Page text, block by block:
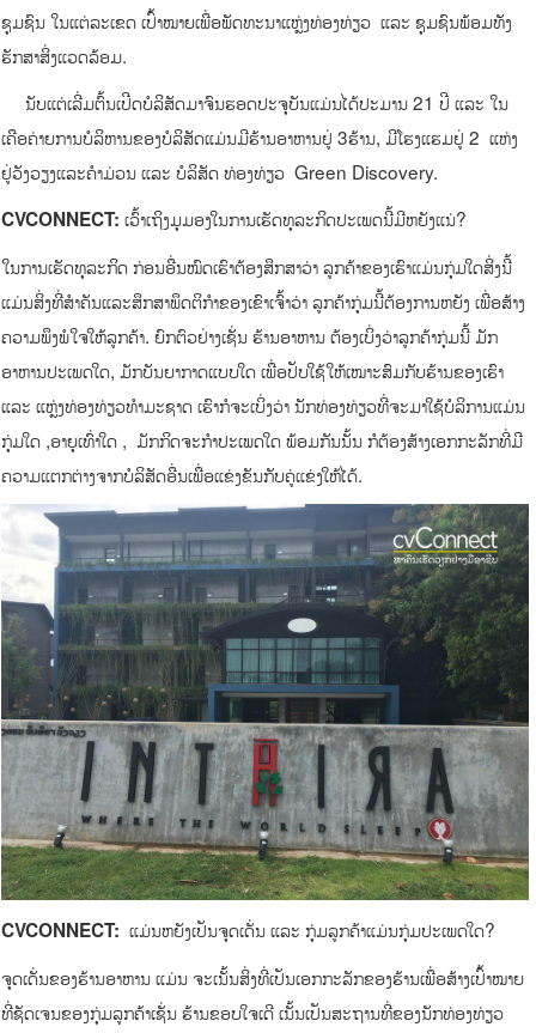
ຊຸມຊົນ ໃນແຕ່ລະເຂດ ເປົ້າໝາຍເພື່ອພັດທະນາແຫຼ່ງທ່ອງທ່ຽວ ແລະ ຊຸມຊົນພ້ອມທັງ
ຮັກສາສິ່ງແວດລ້ອມ.
ນັບແຕ່ເລີ່ມຕົ້ນເປີດບໍລິສັດມາຈົນຮອດປະຈຸບັນແມ່ນໄດ້ປະມານ 21 ປີ ແລະ ໃນ
ເຄືອຄ່າຍການບໍລິຫານຂອງບໍລິສັດແມ່ນມີຮ້ານອາຫານຢູ່ 3ຮ້ານ, ມີໂຮງແຮມຢູ່ 2 ແຫ່ງ
ຢູ່ວັງວຽງແລະຄຳມ່ວນ ແລະ ບໍລິສັດ ທ່ອງທ່ຽວ Green Discovery.
CVCONNECT: ເວົ້າເຖິງມຸມອງໃນການເຮັດທຸລະກິດປະເພດນີ້ມີຫຍັງແນ່?
ໃນການເຮັດທຸລະກິດ ກ່ອນອື່ນໝົດເຮົາຕ້ອງສຶກສາວ່າ ລູກຄ້າຂອງເຮົາແມ່ນກຸ່ມໃດສິ່ງນີ້
ແມ່ນສິ່ງທີ່ສຳຄັນແລະສຶກສາພຶດຕິກຳຂອງເຂົາເຈົ້າວ່າ ລູກຄ້າກຸ່ມນີ້ຕ້ອງການຫຍັງ ເພື່ອສ້າງ
ຄວາມພຶງພໍໃຈໃຫ້ລູກຄ້າ. ຍົກຕົວຢ່າງເຊັ່ນ ຮ້ານອາຫານ ຕ້ອງເບິ່ງວ່າລູກຄ້າກຸ່ມນີ້ ມັກ
ອາຫານປະເພດໃດ, ມັກບັນຍາກາດແບບໃດ ເພື່ອປັບໃຊ້ໃຫ້ເໝາະສົມກັບຮ້ານຂອງເຮົາ
ແລະ ແຫຼ່ງທ່ອງທ່ຽວທຳມະຊາດ ເຮົາກໍຈະເບິ່ງວ່າ ນັກທ່ອງທ່ຽວທີ່ຈະມາໃຊ້ບໍລິການແມ່ນ
ກຸ່ມໃດ ,ອາຍຸເທົ່າໃດ , ມັກກິດຈະກຳປະເພດໃດ ພ້ອມກັນນັ້ນ ກໍຕ້ອງສ້າງເອກກະລັກທີ່ມີ
ຄວາມແຕກຕ່າງຈາກບໍລິສັດອື່ນເພື່ອແຂ່ງຂັນກັບຄູ່ແຂ່ງໃຫ້ໄດ້.
CVCONNECT: ແມ່ນຫຍັງເປັນຈຸດເດັ່ນ ແລະ ກຸ່ມລູກຄ້າແມ່ນກຸ່ມປະເພດໃດ?
ຈຸດເດັ່ນຂອງຮ້ານອາຫານ ແມ່ນ ຈະເນັ້ນສິ່ງທີ່ເປັນເອກກະລັກຂອງຮ້ານເພື່ອສ້າງເປົ້າໝາຍ
ທີ່ຊັດເຈນຂອງກຸ່ມລູກຄ້າເຊັ່ນ ຮ້ານຂອບໃຈເດີ ເນັ້ນເປັນສະຖານທີ່ຂອງນັກທ່ອງທ່ຽວ